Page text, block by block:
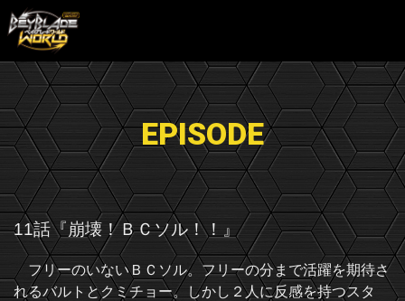
EPISODE
11話『崩壊！ＢＣソル！！』
フリーのいないＢＣソル。フリーの分まで活躍を期待さ
れるバルトとクミチョー。しかし２人に反感を持つスタ